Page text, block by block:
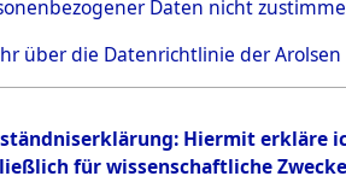
zwischen
km)
Leben
Daten nicht
über die Datenrichtlinie der Arolsen
Hiermit erkläre
für wissenschaftliche